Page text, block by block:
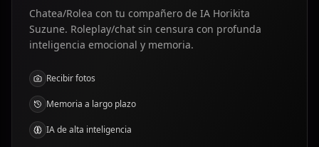
Chatea/Rolea con tu compañero de IA Horikita
Suzune. Roleplay/chat sin censura con profunda
inteligencia emocional y memoria.
Recibir fotos
Memoria a largo plazo
IA de alta inteligencia